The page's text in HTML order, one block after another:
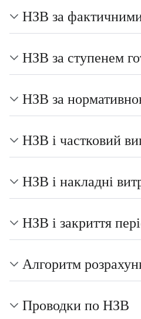
НЗВ за
НЗВ за ступенем
НЗВ за
НЗВ і частковий
НЗВ і накладні
НЗВ і закриття
Алгоритм
Проводки по НЗВ